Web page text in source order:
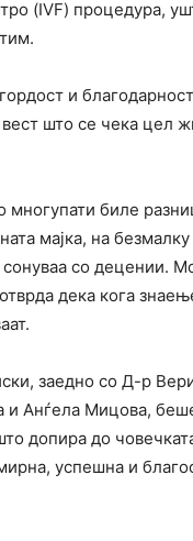
(IVF) процедура,
и
што се чека цел
биле
мајка, на
сонуваа со децении.
дека кога
заедно со Д-р
Анѓела Мицова, беше
допира до
успешна и